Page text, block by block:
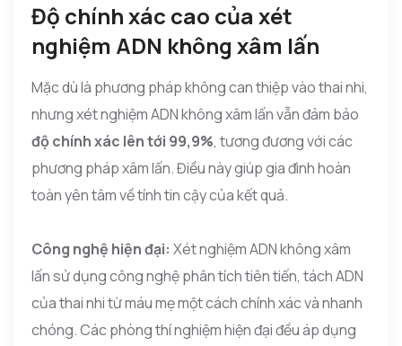
Độ chính xác cao của xét
nghiệm ADN không xâm lấn
Mặc dù là phương pháp không can thiệp vào thai nhi,
nhưng xét nghiệm ADN không xâm lấn vẫn đảm bảo
độ chính xác lên tới 99,9%, tương đương với các
phương pháp xâm lấn. Điều này giúp gia đình hoàn
toàn yên tâm về tính tin cậy của kết quả.
Công nghệ hiện đại: Xét nghiệm ADN không xâm
lấn sử dụng công nghệ phân tích tiên tiến, tách ADN
của thai nhi từ máu mẹ một cách chính xác và nhanh
chóng. Các phòng thí nghiệm hiện đại đều áp dụng